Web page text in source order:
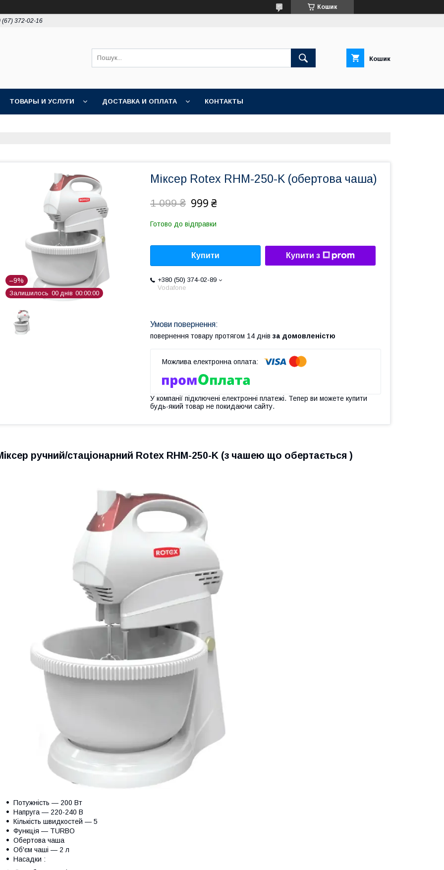
Кошик
(67) 372-02-16
Кошик
ТОВАРЫ И УСЛУГИ ДОСТАВКА И ОПЛАТА КОНТАКТЫ
–9%
Залишилось 00 днів 00 00 00
Міксер Rotex RHM-250-K (обертова чаша)
1 099 ₴ 999 ₴
Готово до відправки
Купити Купити з
+380 (50) 374-02-89
Vodafone
повернення товару протягом 14 днів за домовленістю
У компанії підключені електронні платежі. Тепер ви можете купити
будь-який товар не покидаючи сайту.
ручний/стаціонарний Rotex RHM-250-K (з чашею що обертається )
Потужність ― 200 Вт
Напруга ― 220-240 В
Кількість швидкостей ― 5
Функція ― TURBO
Обертова чаша
Об'єм чаші ― 2 л
Насадки :